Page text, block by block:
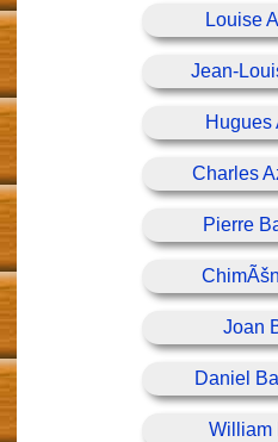
Louise
Jean-
Hugues
Charles
Pierre
Joan
Daniel
William